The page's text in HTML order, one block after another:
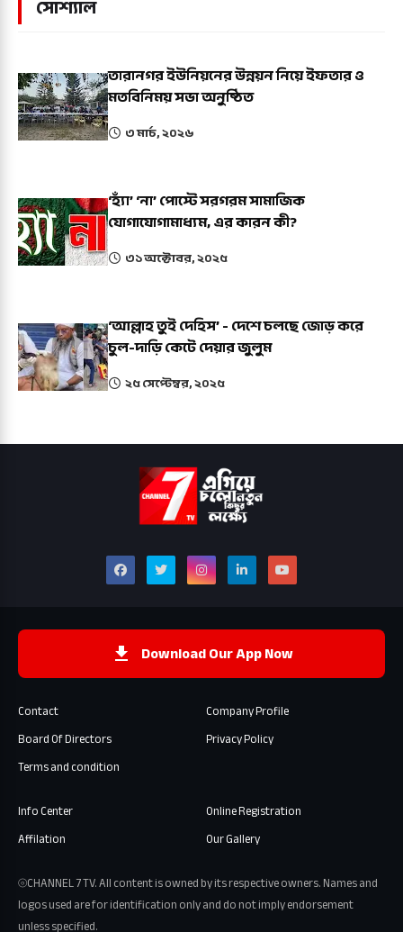
সোশ্যাল
তারানগর ইউনিয়নের উন্নয়ন নিয়ে ইফতার ও
মতবিনিময় সভা অনুষ্ঠিত
৩ মার্চ, ২০২৬
‘হ্যাঁ’ ‘না’ পোস্টে সরগরম সামাজিক
যোগাযোগামাধ্যম, এর কারন কী?
৩১ অক্টোবর, ২০২৫
‘আল্লাহ তুই দেহিস’ - দেশে চলছে জোড় করে
চুল-দাড়ি কেটে দেয়ার জুলুম
২৫ সেপ্টেম্বর, ২০২৫
Download Our App Now
Contact
Company Profile
Board Of Directors
Privacy Policy
Terms and condition
Info Center
Online Registration
Affilation
Our Gallery
⦾CHANNEL 7 TV. All content is owned by its respective owners. Names and
logos used are for identification only and do not imply endorsement
unless specified.